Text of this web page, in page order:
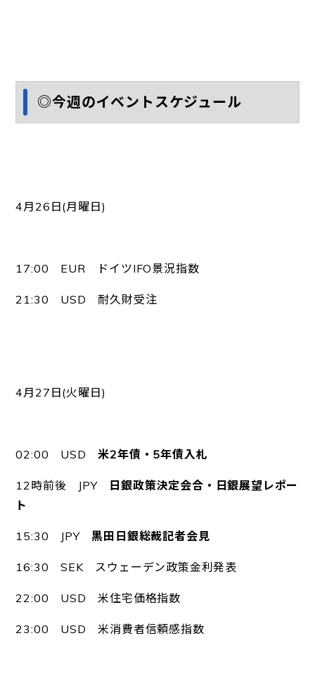
◎今週のイベントスケジュール
4月26日(月曜日)
17:00 EUR ドイツIFO景況指数
21:30 USD 耐久財受注
4月27日(火曜日)
02:00 USD米2年債・5年債入札
12時前後 JPY
日銀政策決定会合・日銀展望レポー
ト
15:30 JPY黒田日銀総裁記者会見
16:30 SEK スウェーデン政策金利発表
22:00 USD 米住宅価格指数
23:00 USD 米消費者信頼感指数